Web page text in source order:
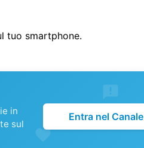
tuo smartphone.
in
sul
Entra nel Canale